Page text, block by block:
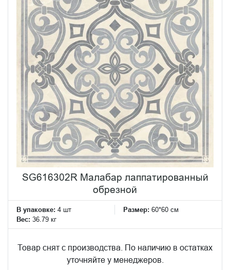
SG616302R Малабар лаппатированный
обрезной
В упаковке: 4 шт Размер: 60*60 см
Вес: 36.79 кг
Товар снят с производства. По наличию в остатках
уточняйте у менеджеров.